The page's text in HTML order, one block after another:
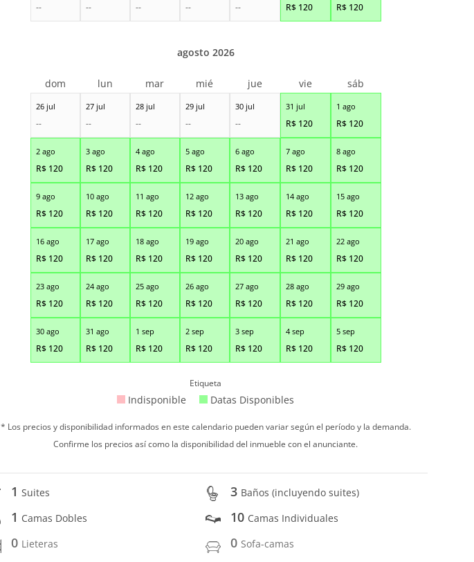
-- -- -- -- -- R$ 120 R$ 120
26 jul
--
27 jul
--
28 jul
--
29 jul
--
30 jul
--
31 jul
R$ 120
1 ago
R$ 120
2 ago
R$ 120
3 ago
R$ 120
4 ago
R$ 120
5 ago
R$ 120
6 ago
R$ 120
7 ago
R$ 120
8 ago
R$ 120
9 ago
R$ 120
10 ago
R$ 120
11 ago
R$ 120
12 ago
R$ 120
13 ago
R$ 120
14 ago
R$ 120
15 ago
R$ 120
16 ago
R$ 120
17 ago
R$ 120
18 ago
R$ 120
19 ago
R$ 120
20 ago
R$ 120
21 ago
R$ 120
22 ago
R$ 120
23 ago
R$ 120
24 ago
R$ 120
25 ago
R$ 120
26 ago
R$ 120
27 ago
R$ 120
28 ago
R$ 120
29 ago
R$ 120
30 ago
R$ 120
31 ago
R$ 120
1 sep
R$ 120
2 sep
R$ 120
3 sep
R$ 120
4 sep
R$ 120
5 sep
R$ 120
agosto 2026
dom lun mar mié jue vie sáb
Etiqueta
Indisponible Datas Disponibles
* Los precios y disponibilidad informados en este calendario pueden variar según el período y la demanda.
Confirme los precios así como la disponibilidad del inmueble con el anunciante.
1Suites 3 Baños (incluyendo suites)
1 Camas Dobles 10 Camas Individuales
0 Lieteras 0 Sofa-camas